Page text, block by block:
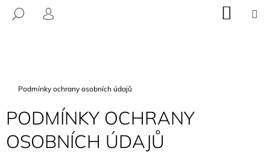
HLEDAT
PŘIHLÁŠENÍ KOŠÍK
Domů
Podmínky ochrany osobních údajů
PODMÍNKY OCHRANY
OSOBNÍCH ÚDAJŮ
O
P
O
T
Ř